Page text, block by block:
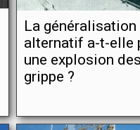
La
alternatif a-t-elle
une explosion
grippe ?